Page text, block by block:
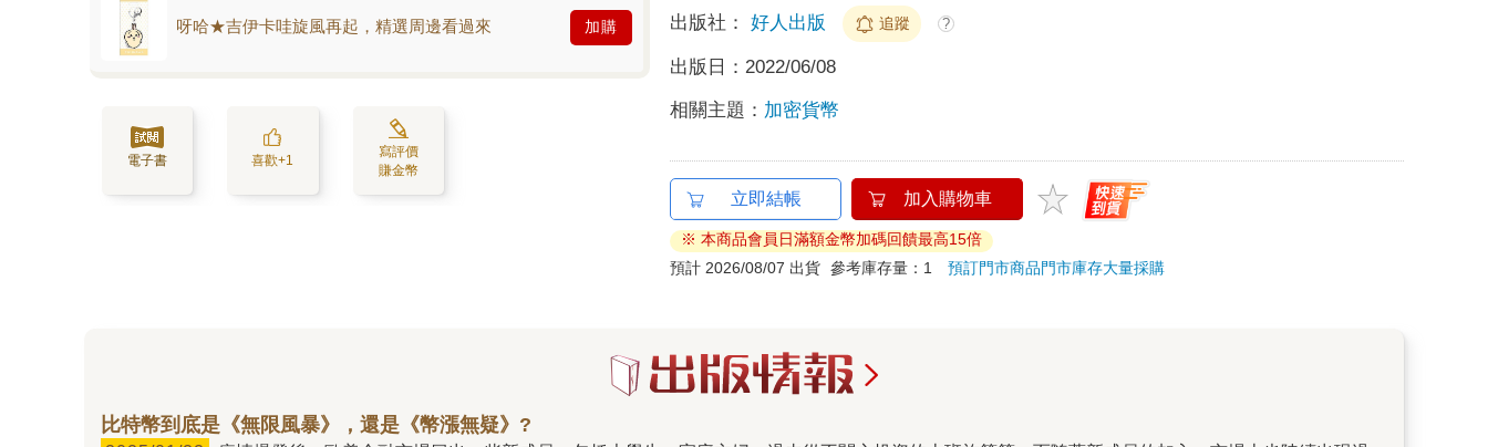
呀哈★吉伊卡哇旋風再起，精選周邊看過來 加購
電子書 喜歡+1
寫評價
賺金幣
出版社： 好人出版 追蹤 ?
出版日： 2022/06/08
相關主題： 加密貨幣
立即結帳 加入購物車
※ 本商品會員日滿額金幣加碼回饋最高15倍
預計 2026/08/07 出貨 參考庫存量：1預訂門市商品門市庫存大量採購
比特幣到底是《無限風暴》，還是《幣漲無疑》?